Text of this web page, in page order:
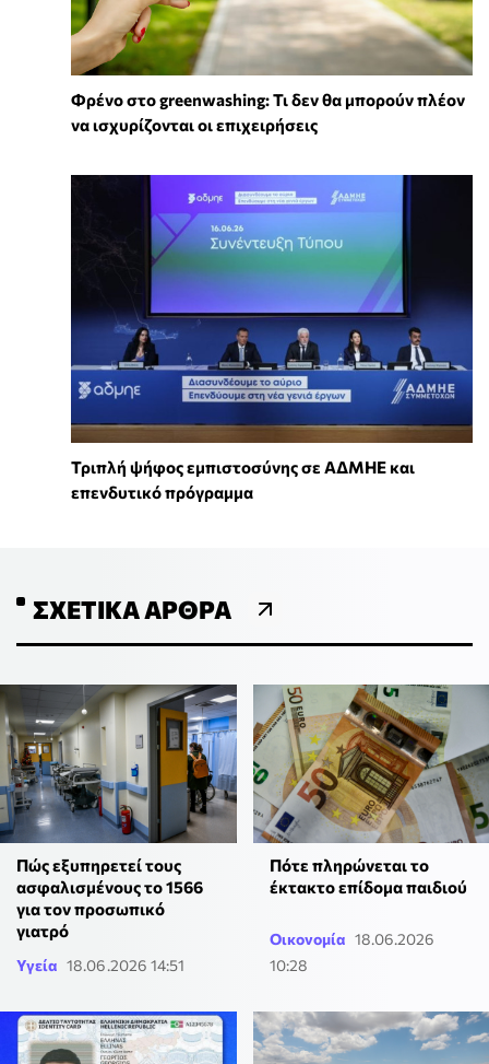
Φρένο στο greenwashing: Τι δεν θα μπορούν πλέον
να ισχυρίζονται οι επιχειρήσεις
Τριπλή ψήφος εμπιστοσύνης σε ΑΔΜΗΕ και
επενδυτικό πρόγραμμα
ΣΧΕΤΙΚΆ ΆΡΘΡΑ
Πώς εξυπηρετεί τους
ασφαλισμένους το 1566
για τον προσωπικό
γιατρό
Υγεία 18.06.2026 14:51
Πότε πληρώνεται το
έκτακτο επίδομα παιδιού
Οικονομία 18.06.2026
10:28